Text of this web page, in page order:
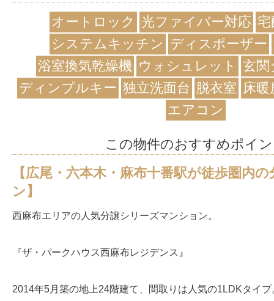
オートロック
光ファイバー対応
システムキッチン ディスポーザー
浴室換気乾燥機 ウォシュレット
玄関
ディンプルキー 独立洗面台 脱衣室 床暖
エアコン
この物件のおすすめポイ
【広尾・六本木・麻布十番駅が徒歩圏内
ン】
西麻布エリアの人気分譲シリーズマンション。
『ザ・パークハウス西麻布レジデンス』
2014年5月築の地上24階建て、間取りは人気の1LDKタイプ